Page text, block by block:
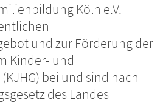
Köln e.V.
und zur Förderung der
Kinder- und
bei und sind nach
des Landes